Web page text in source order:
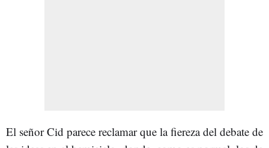
El señor Cid parece reclamar que la fiereza del debate de